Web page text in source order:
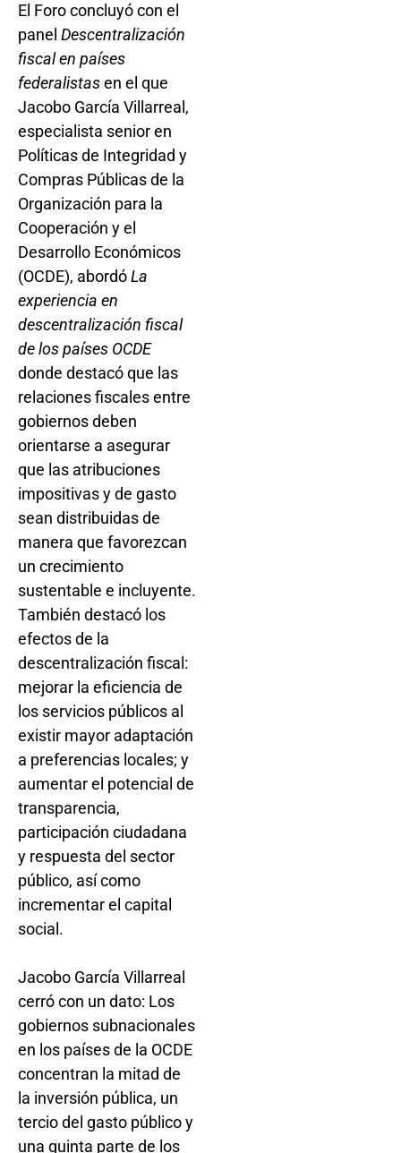
El Foro concluyó con el
panel Descentralización
fiscal en países
federalistasen el que
Jacobo García Villarreal,
especialista senior en
Políticas de Integridad y
Compras Públicas de la
Organización para la
Cooperación y el
Desarrollo Económicos
(OCDE), abordóLa
experiencia en
descentralización fiscal
de los países OCDE
donde destacó que las
relaciones fiscales entre
gobiernos deben
orientarse a asegurar
que las atribuciones
impositivas y de gasto
sean distribuidas de
manera que favorezcan
un crecimiento
sustentable e incluyente.
También destacó los
efectos de la
descentralización fiscal:
mejorar la eficiencia de
los servicios públicos al
existir mayor adaptación
a preferencias locales; y
aumentar el potencial de
transparencia,
participación ciudadana
y respuesta del sector
público, así como
incrementar el capital
social.
Jacobo García Villarreal
cerró con un dato: Los
gobiernos subnacionales
en los países de la OCDE
concentran la mitad de
la inversión pública, un
tercio del gasto público y
una quinta parte de los